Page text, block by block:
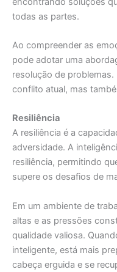
todas as partes.
Ao compreender as
pode adotar uma
resolução de
conflito atual, mas
Resiliência
A resiliência é a
adversidade. A
resiliência, permitindo
supere os desafios de
Em um ambiente de
altas e as pressões
qualidade valiosa.
inteligente, está mais
cabeça erguida e se